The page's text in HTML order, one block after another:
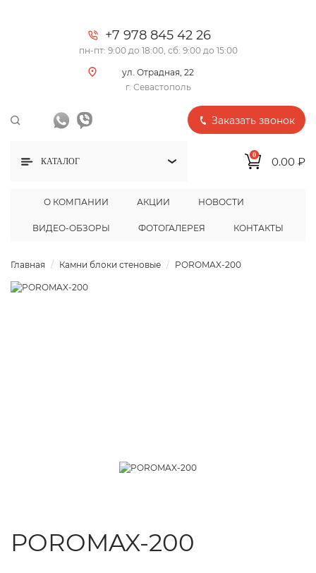
+7 978 845 42 26
пн-пт: 9:00 до 18:00, сб: 9:00 до 15:00
ул. Отрадная, 22
г. Севастополь
Заказать звонок
КАТАЛОГ
О КОМПАНИИ АКЦИИ НОВОСТИ
ВИДЕО-ОБЗОРЫ ФОТОГАЛЕРЕЯ КОНТАКТЫ
0
0.00 ₽
Главная Камни блоки стеновые POROMAX-200
POROMAX-200